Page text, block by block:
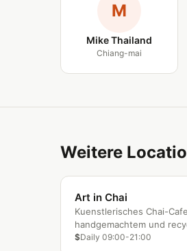
M
Mike Thailand
Chiang-mai
Weitere
Art in Chai
Kuenstlerisches Chai-
handgemachtem und
$Daily 09:00-21:00